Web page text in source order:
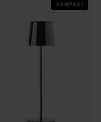
KAMPANJ